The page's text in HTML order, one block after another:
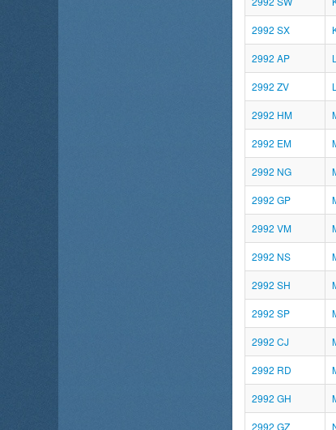
2992 SX
2992 AP
2992 ZV
2992 HM
2992 EM
2992 NG
2992 GP
2992 VM
2992 NS
2992 SH
2992 SP
2992 CJ
2992 RD
2992 GH
2992 GZ